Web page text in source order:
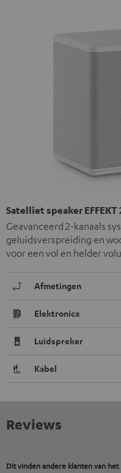
Satelliet speaker
Geavanceerd 2-kanaals
geluidsverspreiding en
voor een vol en helder
Afmetingen
Elektronica
Luidspreker
Kabel
Reviews
Dit vinden andere klanten van